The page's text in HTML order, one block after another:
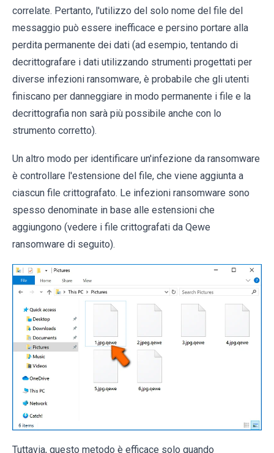
correlate. Pertanto, l'utilizzo del solo nome del file del
messaggio può essere inefficace e persino portare alla
perdita permanente dei dati (ad esempio, tentando di
decrittografare i dati utilizzando strumenti progettati per
diverse infezioni ransomware, è probabile che gli utenti
finiscano per danneggiare in modo permanente i file e la
decrittografia non sarà più possibile anche con lo
strumento corretto).
Un altro modo per identificare un'infezione da ransomware
è controllare l'estensione del file, che viene aggiunta a
ciascun file crittografato. Le infezioni ransomware sono
spesso denominate in base alle estensioni che
aggiungono (vedere i file crittografati da Qewe
ransomware di seguito).
Tuttavia, questo metodo è efficace solo quando